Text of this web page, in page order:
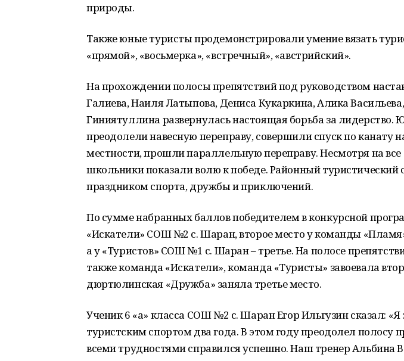
природы.
Также юные туристы продемонстрировали умение вязать
«прямой», «восьмерка», «встречный», «австрийский».
На прохождении полосы препятствий под руководством
Галиева, Наиля Латыпова, Дениса Кукаркина, Алика
Гиниятуллина развернулась настоящая борьба за лидерство.
преодолели навесную переправу, совершили спуск по канату
местности, прошли параллельную переправу. Несмотря на все
школьники показали волю к победе. Районный туристический
праздником спорта, дружбы и приключений.
По сумме набранных баллов победителем в конкурсной
«Искатели» СОШ №2 с. Шаран, второе место у команды
а у «Туристов» СОШ №1 с. Шаран – третье. На полосе
также команда «Искатели», команда «Туристы» завоевала
дюртюлинская «Дружба» заняла третье место.
Ученик 6 «а» класса СОШ №2 с. Шаран Егор Ильгузин сказал:
туристским спортом два года. В этом году преодолел полосу
всеми трудностями справился успешно. Наш тренер Альбина